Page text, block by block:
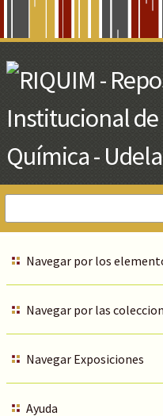
Main
Content
Navegar por los
Navegar por las
Navegar Exposiciones
Ayuda